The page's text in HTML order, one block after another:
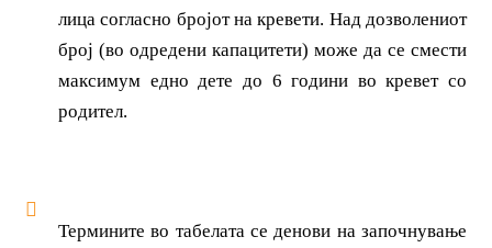
лица согласно бројот на кревети. Над дозволениот
број (во одредени капацитети) може да се смести
максимум едно дете до 6 години во кревет со
родител.
Термините во табелата се денови на започнување